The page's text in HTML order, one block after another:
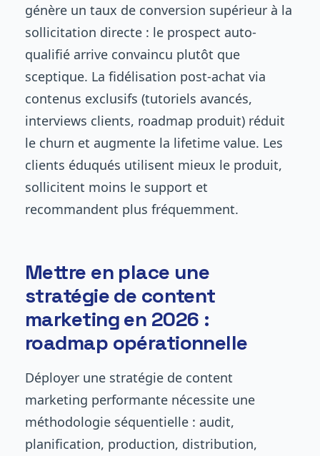
génère un taux de conversion supérieur à la
sollicitation directe : le prospect auto-
qualifié arrive convaincu plutôt que
sceptique. La fidélisation post-achat via
contenus exclusifs (tutoriels avancés,
interviews clients, roadmap produit) réduit
le churn et augmente la lifetime value. Les
clients éduqués utilisent mieux le produit,
sollicitent moins le support et
recommandent plus fréquemment.
Mettre en place une
stratégie de content
marketing en 2026 :
roadmap opérationnelle
Déployer une stratégie de content
marketing performante nécessite une
méthodologie séquentielle : audit,
planification, production, distribution,